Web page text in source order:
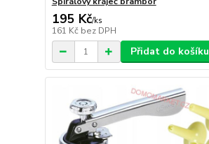
195 Kč/ks
161 Kč bez DPH
Přidat do košíku